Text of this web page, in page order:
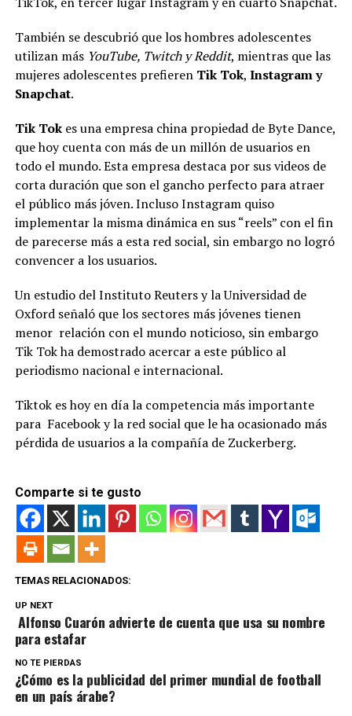
También se descubrió que los hombres adolescentes
utilizan más YouTube, Twitch y Reddit, mientras que las
mujeres adolescentes prefieren Tik Tok, Instagram y
Snapchat.
Tik Tok es una empresa china propiedad de Byte Dance,
que hoy cuenta con más de un millón de usuarios en
todo el mundo. Esta empresa destaca por sus videos de
corta duración que son el gancho perfecto para atraer
el público más jóven. Incluso Instagram quiso
implementar la misma dinámica en sus “reels” con el fin
de parecerse más a esta red social, sin embargo no logró
convencer a los usuarios.
Un estudio del Instituto Reuters y la Universidad de
Oxford señaló que los sectores más jóvenes tienen
menor relación con el mundo noticioso, sin embargo
Tik Tok ha demostrado acercar a este público al
periodismo nacional e internacional.
Tiktok es hoy en día la competencia más importante
para Facebook y la red social que le ha ocasionado más
pérdida de usuarios a la compañía de Zuckerberg.
Comparte si te gusto
TEMAS RELACIONADOS:
UP NEXT
Alfonso Cuarón advierte de cuenta que usa su nombre
para estafar
NO TE PIERDAS
¿Cómo es la publicidad del primer mundial de football
en un país árabe?